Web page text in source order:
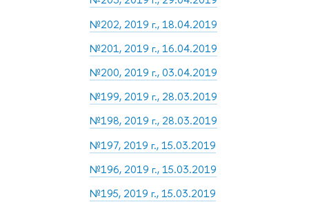
№202, 2019 г., 18.04.2019
№201, 2019 г., 16.04.2019
№200, 2019 г., 03.04.2019
№199, 2019 г., 28.03.2019
№198, 2019 г., 28.03.2019
№197, 2019 г., 15.03.2019
№196, 2019 г., 15.03.2019
№195, 2019 г., 15.03.2019